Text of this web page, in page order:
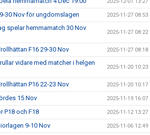
30 Nov för ungdomslagen 2025-11-27 08:53
spelar hemmamatch 30 Nov
2025-11-27 08:22
F16 29-30 Nov 2025-11-27 08:18
vidare med matcher i helgen
2025-11-20 10:23
P16 22-23 Nov 2025-11-20 10:17
15 Nov 2025-11-19 16:07
P18 och F18 2025-11-12 13:27
9-10 Nov 2025-11-06 12:49